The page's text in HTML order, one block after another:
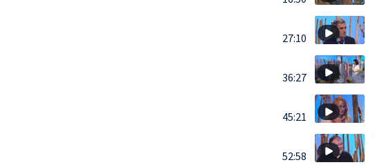
27:10
36:27
45:21
52:58